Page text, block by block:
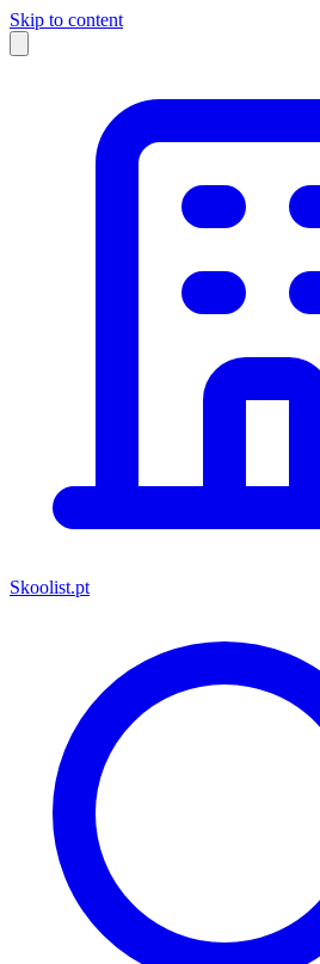
Skip to content
Skoolist.pt